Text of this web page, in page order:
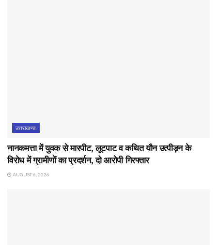
उत्तराखण्ड
नानकमत्ता में युवक से मारपीट, लूटपाट व कथित यौन उत्पीड़न के
विरोध में ग्रामीणों का प्रदर्शन, दो आरोपी गिरफ्तार
AUGUST 6, 2026